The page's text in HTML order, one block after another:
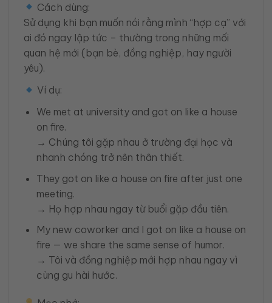
Cách dùng:
Sử dụng khi bạn muốn nói rằng mình “hợp cạ” với
ai đó ngay lập tức – thường trong những mối
quan hệ mới (bạn bè, đồng nghiệp, hay người
yêu).
Ví dụ:
We met at university and got on like a house
on fire.
→ Chúng tôi gặp nhau ở trường đại học và
nhanh chóng trở nên thân thiết.
They got on like a house on fire after just one
meeting.
→ Họ hợp nhau ngay từ buổi gặp đầu tiên.
My new coworker and I got on like a house on
fire — we share the same sense of humor.
→ Tôi và đồng nghiệp mới hợp nhau ngay vì
cùng gu hài hước.